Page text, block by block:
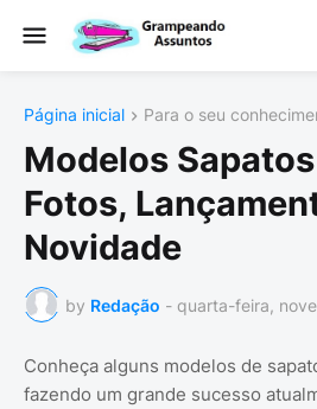
Página inicial Para o seu
Modelos
Fotos,
Novidade
by Redação - quarta-feira,
Conheça alguns modelos de
fazendo um grande sucesso